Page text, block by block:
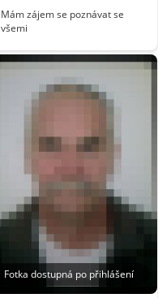
Mám zájem se poznávat se
všemi
Fotka dostupná po přihlášení